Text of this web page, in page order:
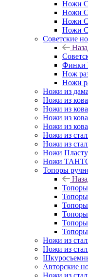
Ножи
Ножи
Ножи
Ножи
Советские
Нож
Ножи
Ножи из
Ножи из
Ножи из
Ножи из
Ножи из
Ножи из
Ножи из
Ножи
Ножи
Топоры
Топоры
Топоры
Топоры
Топоры
Ножи из
Ножи из
Авторские
Ножи из